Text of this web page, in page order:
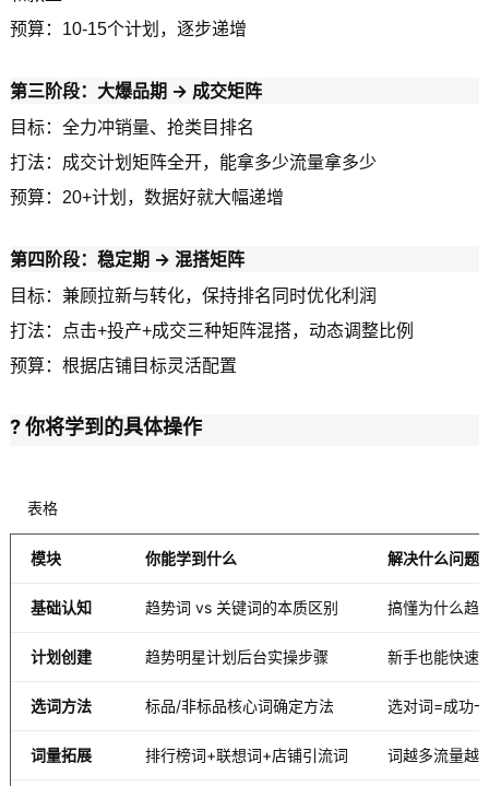
预算：10-15个计划，逐步递增
第三阶段：大爆品期 → 成交矩阵
目标：全力冲销量、抢类目排名
打法：成交计划矩阵全开，能拿多少流量拿多少
预算：20+计划，数据好就大幅递增
第四阶段：稳定期 → 混搭矩阵
目标：兼顾拉新与转化，保持排名同时优化利润
打法：点击+投产+成交三种矩阵混搭，动态调整比例
预算：根据店铺目标灵活配置
?️ 你将学到的具体操作
表格
模块 你能学到什么 解决什么问题
基础认知 趋势词 vs 关键词的本质区别 搞懂为什么趋
计划创建 趋势明星计划后台实操步骤 新手也能快速
选词方法 标品/非标品核心词确定方法 选对词=成功
词量拓展 排行榜词+联想词+店铺引流词 词越多流量越